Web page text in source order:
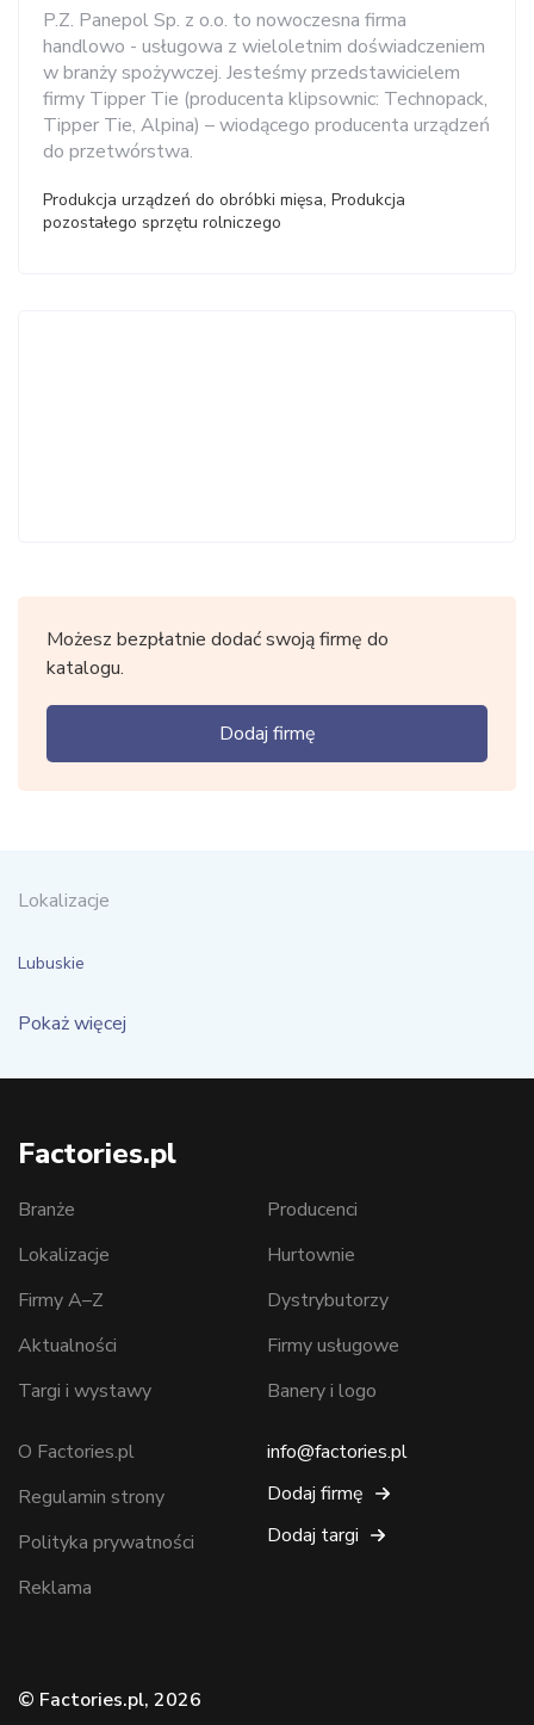
P.Z. Panepol Sp. z o.o. to nowoczesna firma
handlowo - usługowa z wieloletnim doświadczeniem
w branży spożywczej. Jesteśmy przedstawicielem
firmy Tipper Tie (producenta klipsownic: Technopack,
Tipper Tie, Alpina) – wiodącego producenta urządzeń
do przetwórstwa.
Produkcja urządzeń do obróbki mięsa, Produkcja
pozostałego sprzętu rolniczego
Możesz bezpłatnie dodać swoją firmę do
katalogu.
Dodaj firmę
Lokalizacje
Lubuskie
Pokaż więcej
Factories.pl
Branże
Lokalizacje
Firmy A–Z
Aktualności
Targi i wystawy
Producenci
Hurtownie
Dystrybutorzy
Firmy usługowe
Banery i logo
O Factories.pl
Regulamin strony
Polityka prywatności
Reklama
info@factories.pl
Dodaj firmę
Dodaj targi
© Factories.pl, 2026